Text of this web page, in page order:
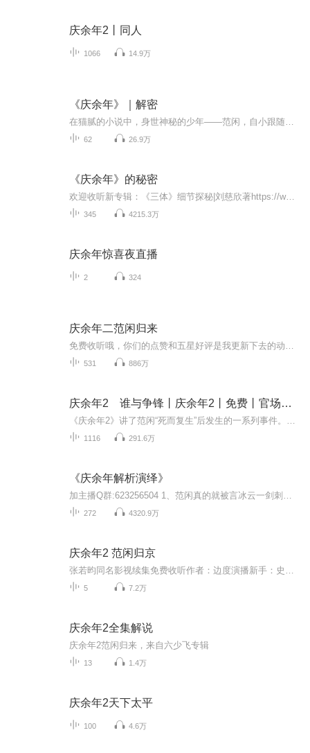
庆余年2丨同人
1066 14.9万
《庆余年》｜解密
62 26.9万
《庆余年》的秘密
欢迎收听新专辑：《三体》细节探秘|刘慈欣著https://www.ximalaya.com/album/73042553“《庆余年》的秘密”这张专辑关注猫腻的小说《庆余年》和同名电视剧。这部古装剧第一季是由孙皓执导，张若昀、李沁、陈道明、吴刚、李小冉、辛芷蕾、李纯、宋轶等主演...
345 4215.3万
庆余年惊喜夜直播
2 324
庆余年二范闲归来
531 886万
庆余年2 谁与争锋丨庆余年2丨免费丨官场丨权谋丨
1116 291.6万
《庆余年解析演绎》
272 4320.9万
庆余年2 范闲归京
5 7.2万
庆余年2全集解说
庆余年2范闲归来，来自六少飞专辑
13 1.4万
庆余年2天下太平
100 4.6万